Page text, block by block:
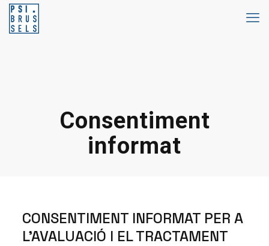
Consentiment
informat
CONSENTIMENT INFORMAT PER A
L’AVALUACIÓ I EL TRACTAMENT